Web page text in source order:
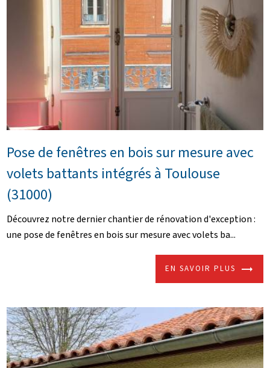
Pose de fenêtres en bois sur mesure avec
volets battants intégrés à Toulouse
(31000)
Découvrez notre dernier chantier de rénovation d'exception :
une pose de fenêtres en bois sur mesure avec volets ba...
EN SAVOIR PLUS